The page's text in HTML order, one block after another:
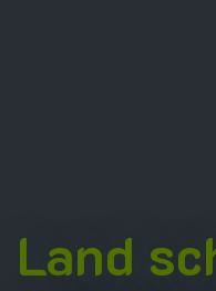
Land